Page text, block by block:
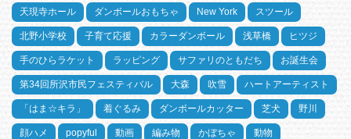
天現寺ホール ダンボールおもちゃ New York スツール
北野小学校 子育て応援 カラーダンボール 浅草橋 ヒツジ
手のひらラケット ラッピング サファリのともだち お誕生会
第34回所沢市民フェスティバル 大森 吹雪 ハートアーティスト
「はま☆キラ」 着ぐるみ ダンボールカッター 芝犬 野川
顔ハメ popyful 動画 編み物 かぼちゃ 動物